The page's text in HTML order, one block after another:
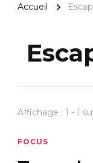
Accueil
Affichage : 1 - 1
FOCUS